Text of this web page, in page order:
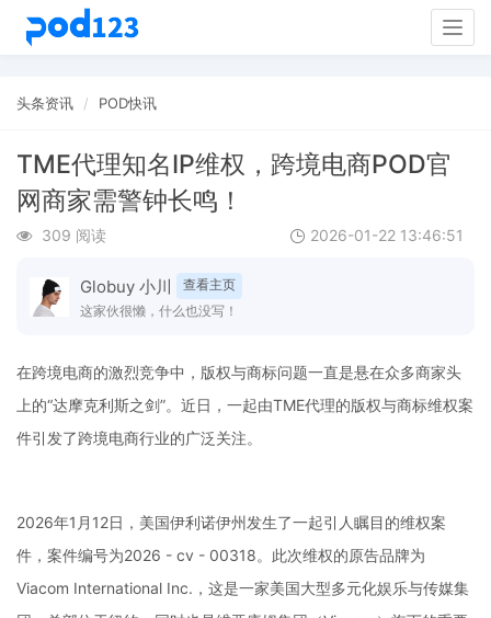
头条资讯 POD快讯
TME代理知名IP维权，跨境电商POD官
网商家需警钟长鸣！
309 阅读 2026-01-22 13:46:51
Globuy 小川
查看主页
这家伙很懒，什么也没写！
在跨境电商的激烈竞争中，版权与商标问题一直是悬在众多商家头
上的“达摩克利斯之剑”。近日，一起由TME代理的版权与商标维权案
件引发了跨境电商行业的广泛关注。
2026年1月12日，美国伊利诺伊州发生了一起引人瞩目的维权案
件，案件编号为2026 - cv - 00318。此次维权的原告品牌为
Viacom International Inc.，这是一家美国大型多元化娱乐与传媒集